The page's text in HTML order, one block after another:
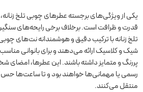
یکی از ویژگی‌های برجسته عطرهای چوبی تلخ زنانه،
قدرت و ظرافت است. برخلاف برخی رایحه‌های
تلخ زنانه با ترکیب دقیق و هوشمندانه نت‌های
شیک و کلاسیک ارائه می‌دهند و برای بانوانی
پررنگ و متمایز داشته باشند. این عطرها،
رسمی یا مهمانی‌ها خواهند بود و تا ساعت‌ها حس
منتقل می‌کنند.